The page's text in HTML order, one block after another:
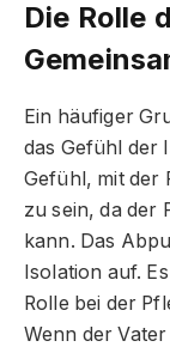
Die Rolle
Ein häufiger
das Gefühl der
Gefühl, mit der
zu sein, da der
kann. Das
Isolation auf.
Rolle bei der
Wenn der